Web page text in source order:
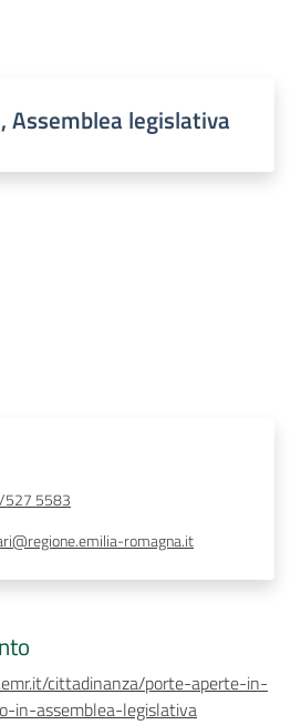
Assemblea legislativa
5583
romagna.it
cittadinanza/porte-aperte-in-
in-assemblea-legislativa